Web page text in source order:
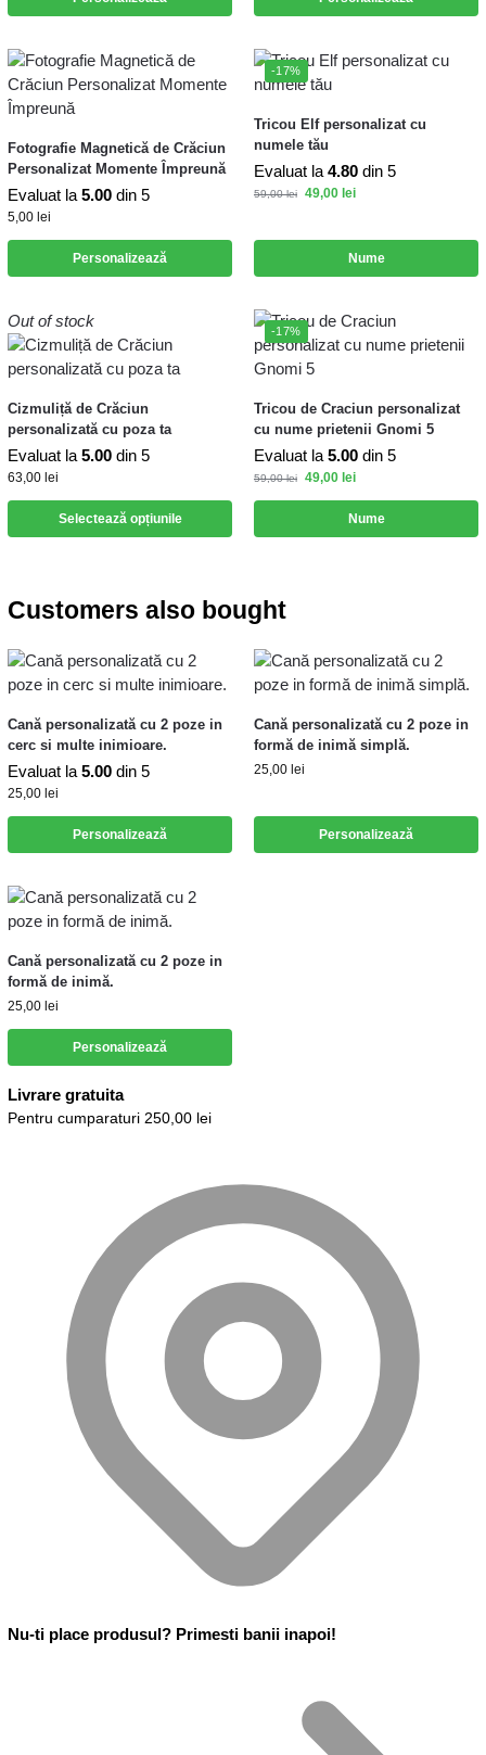
Fotografie Magnetică de Crăciun
Personalizat Momente Împreună
Evaluat la 5.00 din 5
5,00 lei
Personalizează
-17%
Tricou Elf personalizat cu
numele tău
Evaluat la 4.80 din 5
59,00lei 49,00 lei
Nume
Out of stock
Cizmuliță de Crăciun
personalizată cu poza ta
Evaluat la 5.00 din 5
63,00 lei
Selectează opțiunile
-17%
Tricou de Craciun personalizat
cu nume prietenii Gnomi 5
Evaluat la 5.00 din 5
59,00lei 49,00 lei
Nume
Customers also bought
Cană personalizată cu 2 poze in
cerc si multe inimioare.
Evaluat la 5.00 din 5
25,00 lei
Personalizează
Cană personalizată cu 2 poze in
formă de inimă simplă.
25,00 lei
Personalizează
Cană personalizată cu 2 poze in
formă de inimă.
25,00 lei
Personalizează
Livrare gratuita
Pentru cumparaturi 250,00 lei
Nu-ti place produsul? Primesti banii inapoi!